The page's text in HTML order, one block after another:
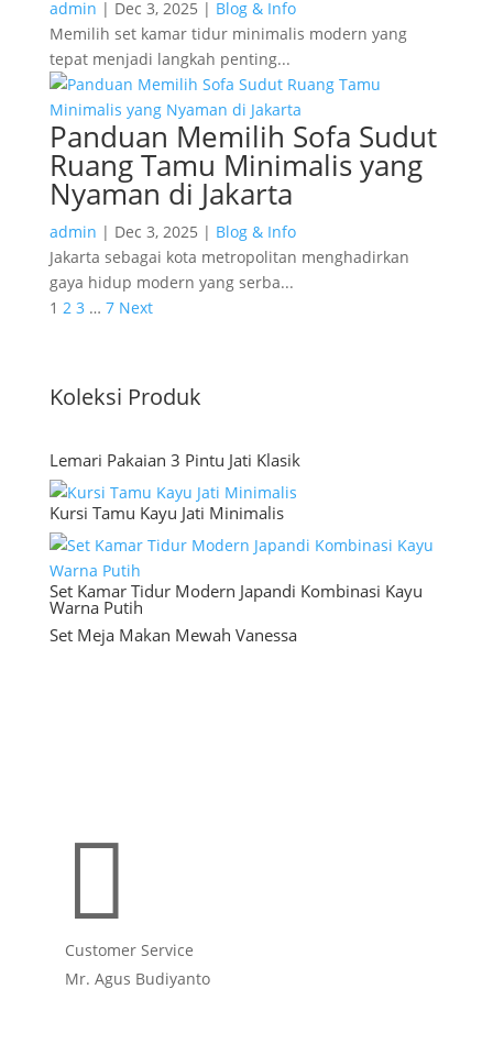
admin | Dec 3, 2025 | Blog & Info
Memilih set kamar tidur minimalis modern yang
tepat menjadi langkah penting...
Panduan Memilih Sofa Sudut
Ruang Tamu Minimalis yang
Nyaman di Jakarta
admin | Dec 3, 2025 | Blog & Info
Jakarta sebagai kota metropolitan menghadirkan
gaya hidup modern yang serba...
1 2 3 … 7 Next
Koleksi Produk
Lemari Pakaian 3 Pintu Jati Klasik
Kursi Tamu Kayu Jati Minimalis
Set Kamar Tidur Modern Japandi Kombinasi Kayu
Warna Putih
Set Meja Makan Mewah Vanessa

Customer Service
Mr. Agus Budiyanto